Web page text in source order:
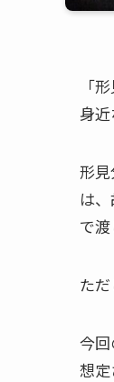
「
身
形
は
で渡
た
今
想定